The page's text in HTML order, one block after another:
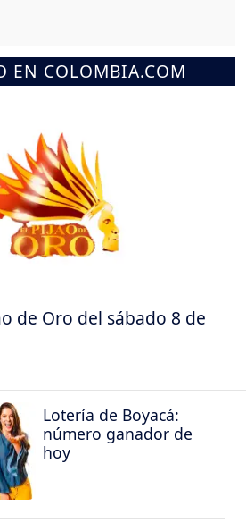
EN COLOMBIA.COM
de Oro del sábado 8 de
Lotería de Boyacá:
número ganador de
hoy